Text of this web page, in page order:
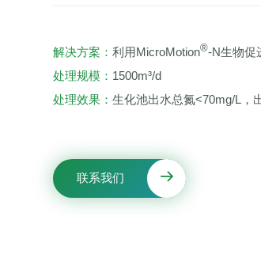
解决方案：利用MicroMotion®-N生物促
处理规模： 1500m³/d
处理效果：生化池出水总氮<70mg/L，
联系我们